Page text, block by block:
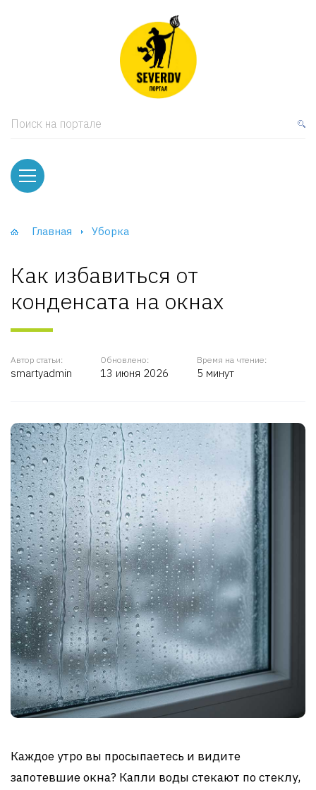
Поиск на портале
Главная Уборка
Как избавиться от
конденсата на окнах
Автор статьи:
smartyadmin
Обновлено:
13 июня 2026
Время на чтение:
5 минут
Каждое утро вы просыпаетесь и видите
запотевшие окна? Капли воды стекают по стеклу,
и тумбы
и Шкафы-Купе